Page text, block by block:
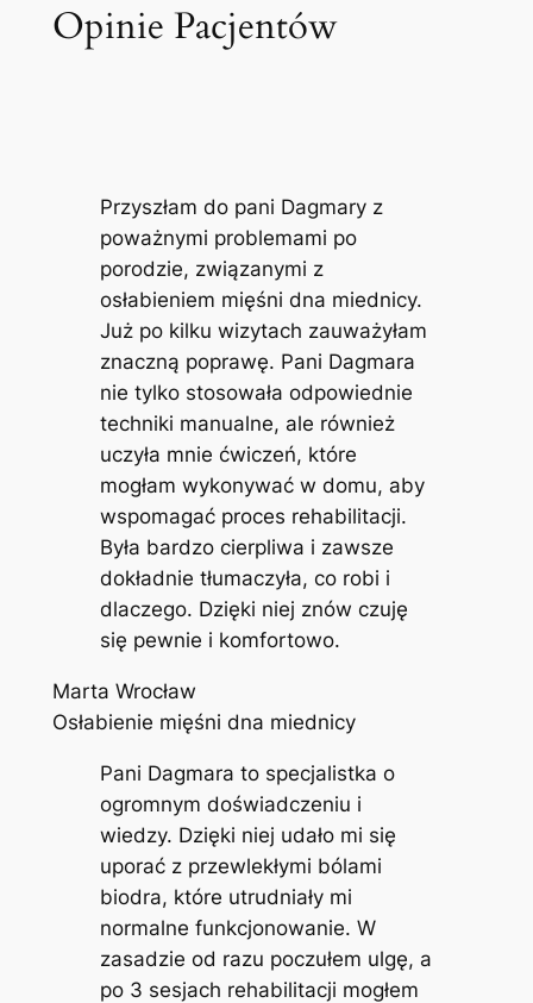
Opinie Pacjentów
Przyszłam do pani Dagmary z
poważnymi problemami po
porodzie, związanymi z
osłabieniem mięśni dna miednicy.
Już po kilku wizytach zauważyłam
znaczną poprawę. Pani Dagmara
nie tylko stosowała odpowiednie
techniki manualne, ale również
uczyła mnie ćwiczeń, które
mogłam wykonywać w domu, aby
wspomagać proces rehabilitacji.
Była bardzo cierpliwa i zawsze
dokładnie tłumaczyła, co robi i
dlaczego. Dzięki niej znów czuję
się pewnie i komfortowo.
Marta Wrocław
Osłabienie mięśni dna miednicy
Pani Dagmara to specjalistka o
ogromnym doświadczeniu i
wiedzy. Dzięki niej udało mi się
uporać z przewlekłymi bólami
biodra, które utrudniały mi
normalne funkcjonowanie. W
zasadzie od razu poczułem ulgę, a
po 3 sesjach rehabilitacji mogłem